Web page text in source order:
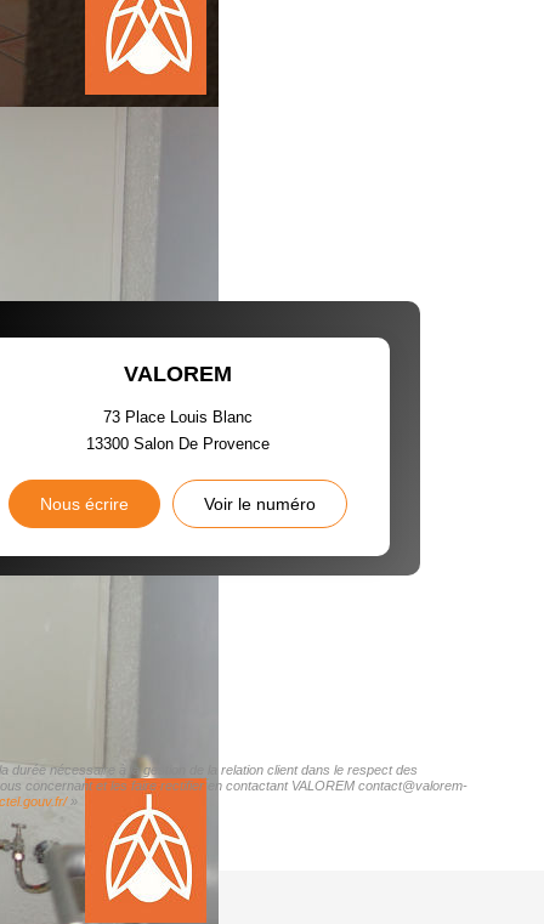
VALOREM
73 Place Louis Blanc
13300 Salon De Provence
Nous écrire Voir le numéro
nécessaire à la gestion de la relation client dans le respect des
concernant et les faire rectifier en contactant VALOREM contact@valorem-
»